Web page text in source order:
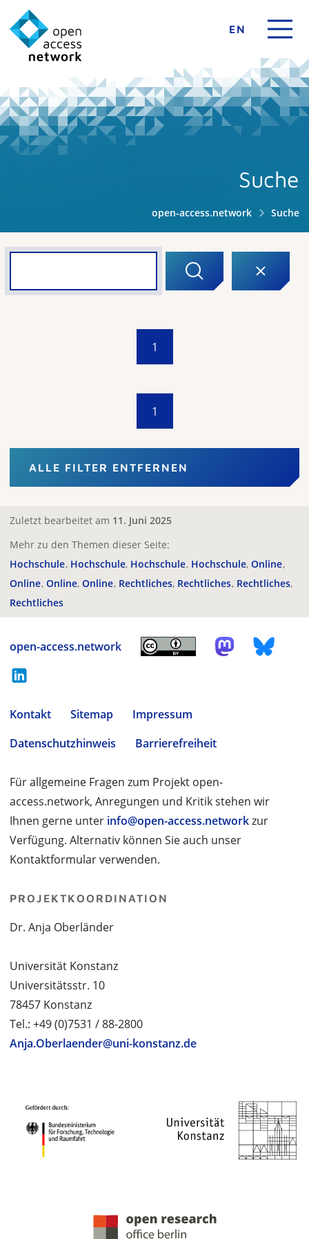
EN
Suche
open-access.network Suche
1
1
ALLE FILTER ENTFERNEN
Zuletzt bearbeitet am 11. Juni 2025
Mehr zu den Themen dieser Seite:
Hochschule Hochschule Hochschule Hochschule Online
Online Online Online Rechtliches Rechtliches Rechtliches
Rechtliches
open-access.network
Kontakt Sitemap
Impressum
Datenschutzhinweis
Barrierefreiheit
Für allgemeine Fragen zum Projekt open-
access.network, Anregungen und Kritik stehen wir
Ihnen gerne unter info@open-access.networkzur
Verfügung. Alternativ können Sie auch unser
Kontaktformular verwenden.
PROJEKTKOORDINATION
Dr. Anja Oberländer
Universität Konstanz
Universitätsstr. 10
78457 Konstanz
Tel.: +49 (0)7531 / 88-2800
Anja.Oberlaender@uni-konstanz.de